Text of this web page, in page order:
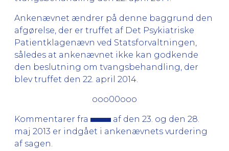
Ankenævnet ændrer på denne baggrund den
afgørelse, der er truffet af Det Psykiatriske
Patientklagenævn ved Statsforvaltningen,
således at ankenævnet ikke kan godkende
den beslutning om tvangsbehandling, der
blev truffet den 22. april 2014.
ooo00ooo
Kommentarer fra
af den 23. og den 28.
maj 2013 er indgået i ankenævnets vurdering
af sagen.